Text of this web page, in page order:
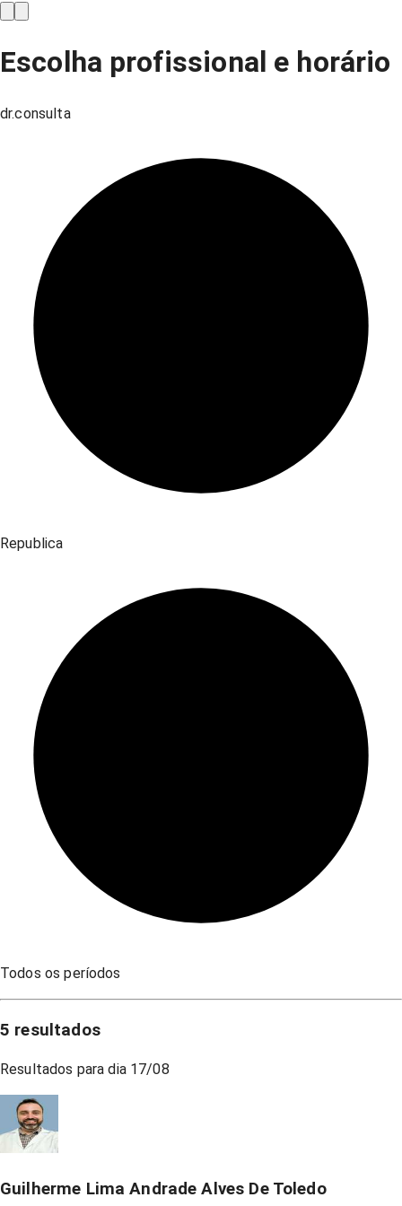
Escolha profissional e horário
dr.consulta
Republica
Todos os períodos
5 resultados
Resultados para dia 17/08
Guilherme Lima Andrade Alves De Toledo